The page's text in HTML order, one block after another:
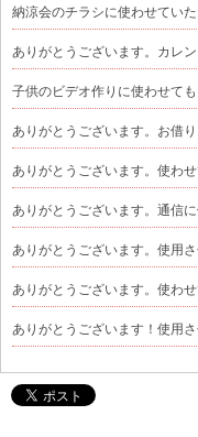
納涼会のチラシに使わせてい
ありがとうございます。カレ
子供のビデオ作りに使わせて
ありがとうございます。お借り
ありがとうございます。使わせ
ありがとうございます。通信
ありがとうございます。使用さ
ありがとうございます。使わせ
ありがとうございます！使用さ